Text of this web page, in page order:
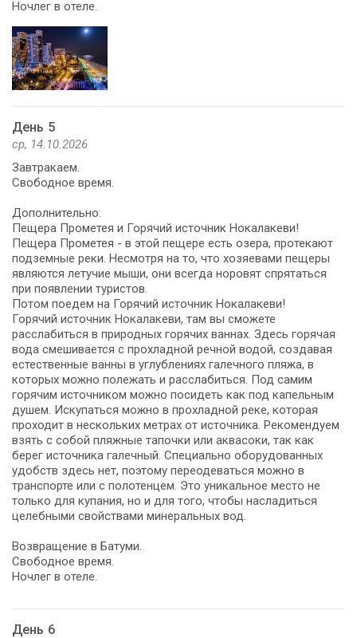
Ночлег в отеле.
День 5
ср, 14.10.2026
Завтракаем.
Свободное время.
Дополнительно:
Пещера Прометея и Горячий источник Нокалакеви!
Пещера Прометея - в этой пещере есть озера, протекают
подземные реки. Несмотря на то, что хозяевами пещеры
являются летучие мыши, они всегда норовят спрятаться
при появлении туристов.
Потом поедем на Горячий источник Нокалакеви!
Горячий источник Нокалакеви, там вы сможете
расслабиться в природных горячих ваннах. Здесь горячая
вода смешивается с прохладной речной водой, создавая
естественные ванны в углублениях галечного пляжа, в
которых можно полежать и расслабиться. Под самим
горячим источником можно посидеть как под капельным
душем. Искупаться можно в прохладной реке, которая
проходит в нескольких метрах от источника. Рекомендуем
взять с собой пляжные тапочки или аквасоки, так как
берег источника галечный. Специально оборудованных
удобств здесь нет, поэтому переодеваться можно в
транспорте или с полотенцем. Это уникальное место не
только для купания, но и для того, чтобы насладиться
целебными свойствами минеральных вод.
Возвращение в Батуми.
Свободное время.
Ночлег в отеле.
День 6